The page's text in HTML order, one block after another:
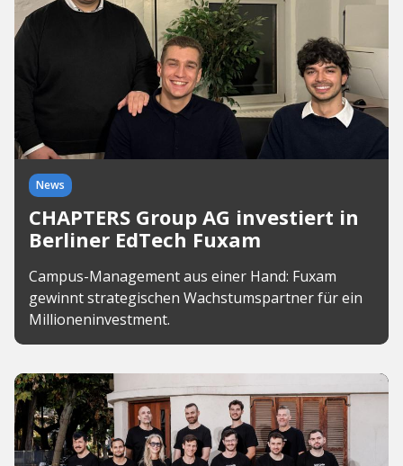
News
CHAPTERS Group AG investiert in
Berliner EdTech Fuxam
Campus-Management aus einer Hand: Fuxam
gewinnt strategischen Wachstumspartner für ein
Millioneninvestment.